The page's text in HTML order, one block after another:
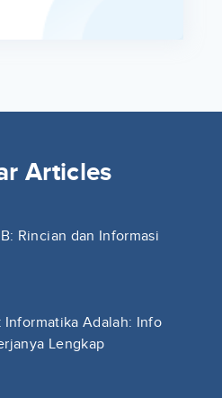
Articles
Rincian dan Informasi
Informatika Adalah: Info
Lengkap